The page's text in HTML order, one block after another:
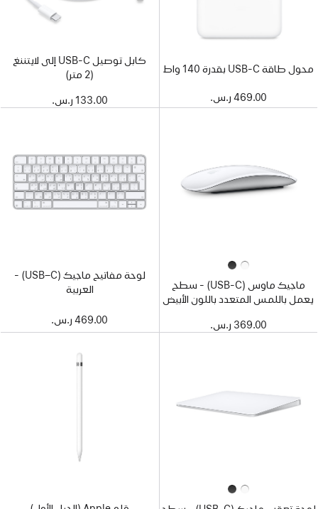
محول طاقة USB-C بقدرة 140 واط
469.00 ر.س.‏
كابل توصيل USB-C إلى لايتننغ
(2 متر)
133.00 ر.س.‏
ماجيك ماوس (USB‑C) - سطح
يعمل باللمس المتعدد باللون الأبيض
369.00 ر.س.‏
لوحة مفاتيح ماجيك (USB–C) -
العربية
469.00 ر.س.‏